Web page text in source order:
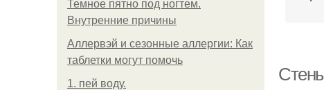
Темное пятно под ногтем.
Внутренние причины
Аллервэй и сезонные аллергии: Как
таблетки могут помочь
1. пей воду.